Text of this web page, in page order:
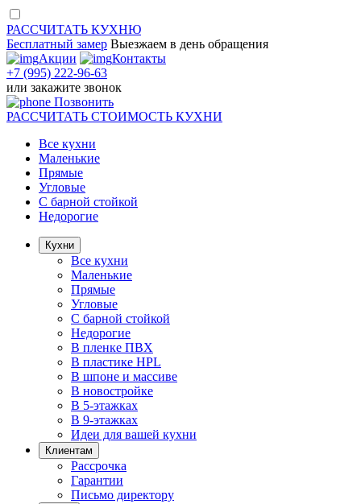
РАССЧИТАТЬ КУХНЮ
Бесплатный замер Выезжаем в день обращения
Акции
Контакты
+7 (995) 222-96-63
или закажите звонок
Позвонить
РАССЧИТАТЬ СТОИМОСТЬ КУХНИ
Все кухни
Маленькие
Прямые
Угловые
С барной стойкой
Недорогие
Кухни
Все кухни
Маленькие
Прямые
Угловые
С барной стойкой
Недорогие
В пленке ПВХ
В пластике HPL
В шпоне и массиве
В новостройке
В 5-этажках
В 9-этажках
Идеи для вашей кухни
Клиентам
Рассрочка
Гарантии
Письмо директору